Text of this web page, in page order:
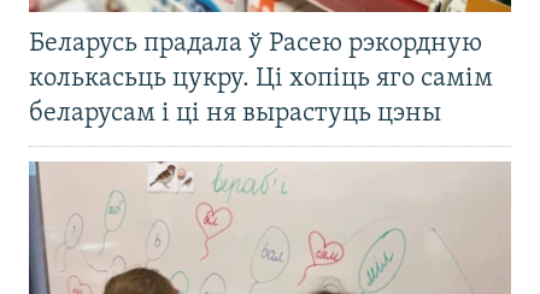
Беларусь прадала ў Расею рэкордную
колькасьць цукру. Ці хопіць яго самім
беларусам і ці ня вырастуць цэны